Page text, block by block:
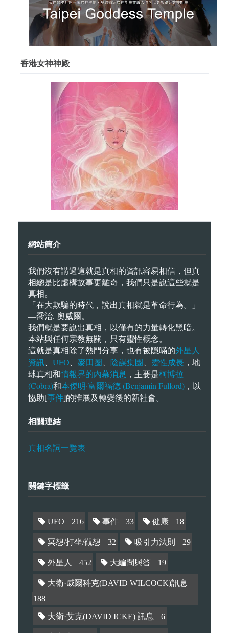
香港女神神殿
網站簡介
我們沒有講過這就是真相的資訊容易相信，但真
相總是比虛構故事更離奇，我們只是說這些就是
真相。
「在大欺騙的時代，說出真相就是革命行為。」
—喬治. 奧威爾。
我們就是要說出真相，以僅有的力量轉化黑暗。
本站與任何宗教無關，只有靈性概念。
這就是真相除了熱門分享，也有被隱暪的外星人
資訊
UFO 麥田圈 陰謀集團 靈性成長 ，地
球真相和情報界的內幕消息 ，主要是柯博拉
(Cobra)和本傑明·富爾福德 (Benjamin Fulford) ，以
協助[事件]的推展及轉變後的新社會。
相關連結
真相名詞一覽表
關鍵字標籤
UFO 216 事件 33 健康 18
冥想/打坐/觀想 32 吸引力法則 29
外星人 452 大編問與答 19
大衛·威爾科克(DAVID WILCOCK)訊息
188
大衛·艾克(DAVID ICKE) 訊息 6